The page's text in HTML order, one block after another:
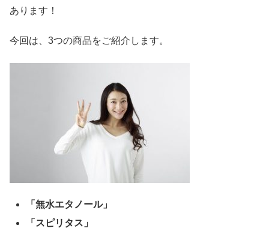
あります！
今回は、3つの商品をご紹介します。
「無水エタノール」
「スピリタス」